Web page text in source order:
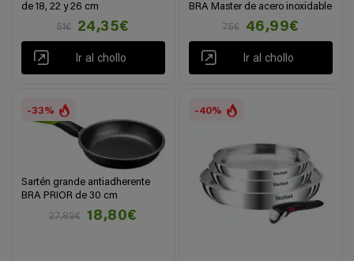
de 18, 22 y 26 cm
51€
24,35€
Ir al chollo
BRA Master de acero inoxidable
75€
46,99€
Ir al chollo
-33%
Sartén grande antiadherente
BRA PRIOR de 30 cm
27,89€
18,80€
-40%